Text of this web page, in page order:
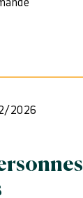
2026